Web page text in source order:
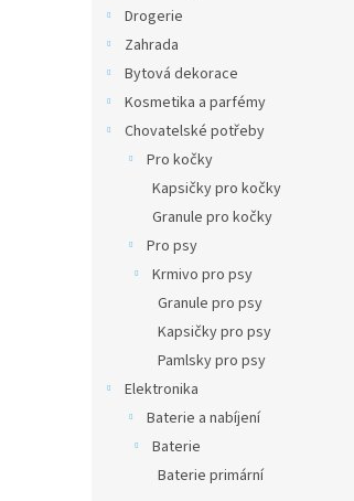
Drogerie
Zahrada
Bytová dekorace
Kosmetika a parfémy
Chovatelské potřeby
Pro kočky
Kapsičky pro kočky
Granule pro kočky
Pro psy
Krmivo pro psy
Granule pro psy
Kapsičky pro psy
Pamlsky pro psy
Elektronika
Baterie a nabíjení
Baterie
Baterie primární